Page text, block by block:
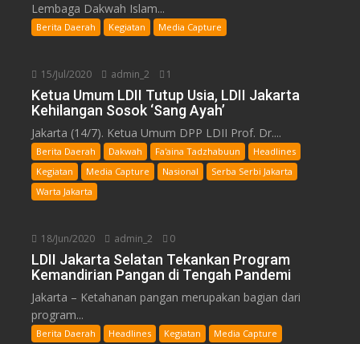
Lembaga Dakwah Islam...
Berita Daerah Kegiatan Media Capture
15/Jul/2020 admin_2 1
Ketua Umum LDII Tutup Usia, LDII Jakarta
Kehilangan Sosok ‘Sang Ayah’
Jakarta (14/7). Ketua Umum DPP LDII Prof. Dr....
Berita Daerah Dakwah Fa'aina Tadzhabuun
Headlines
Kegiatan
Media Capture Nasional
Serba Serbi Jakarta
Warta Jakarta
18/Jun/2020 admin_2 0
LDII Jakarta Selatan Tekankan Program
Kemandirian Pangan di Tengah Pandemi
Jakarta – Ketahanan pangan merupakan bagian dari
program...
Berita Daerah Headlines Kegiatan
Media Capture